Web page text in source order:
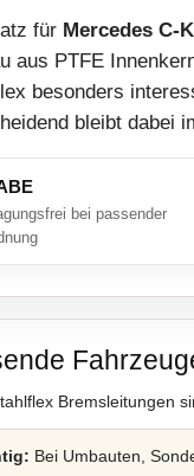
für Mercedes C-
aus PTFE
besonders
bleibt dabei
bei passender
Bremsleitungen
Bei Umbauten,